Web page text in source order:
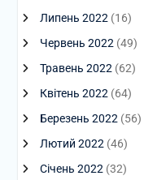
Липень 2022 (16)
Червень 2022 (49)
Травень 2022 (62)
Квітень 2022 (64)
Березень 2022 (56)
Лютий 2022 (46)
Січень 2022 (32)